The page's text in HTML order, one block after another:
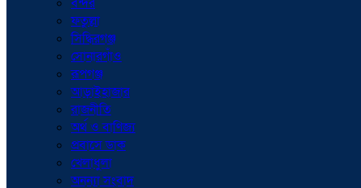
ফতুল্লা
সিদ্ধিরগঞ্জ
সোনারগাঁও
রূপগঞ্জ
আড়াইহাজার
রাজনীতি
অর্থ ও বাণিজ্য
প্রবাসে ডাক
খেলাধুলা
অনন্যা সংবাদ